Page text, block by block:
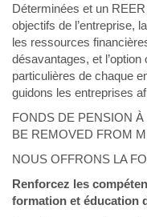
Déterminées et un
objectifs de l’entreprise,
les ressources
désavantages, et
particulières de chaque
guidons les entreprises
FONDS DE PENSION
BE REMOVED FROM
NOUS OFFRONS LA
Renforcez les
formation et éducation